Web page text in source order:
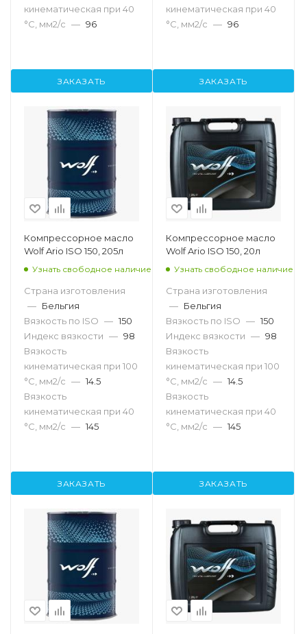
кинематическая при 40
°С, мм2/с — 96
ЗАКАЗАТЬ
кинематическая при 40
°С, мм2/с — 96
ЗАКАЗАТЬ
Компрессорное масло
Wolf Ario ISO 150, 205л
Узнать свободное наличие
Страна изготовления
— Бельгия
Вязкость по ISO — 150
Индекс вязкости — 98
Вязкость
кинематическая при 100
°С, мм2/с — 14.5
Вязкость
кинематическая при 40
°С, мм2/с — 145
ЗАКАЗАТЬ
Компрессорное масло
Wolf Ario ISO 150, 20л
Узнать свободное наличие
Страна изготовления
— Бельгия
Вязкость по ISO — 150
Индекс вязкости — 98
Вязкость
кинематическая при 100
°С, мм2/с — 14.5
Вязкость
кинематическая при 40
°С, мм2/с — 145
ЗАКАЗАТЬ